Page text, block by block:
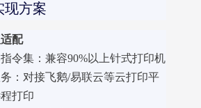
现方案
配
指令集：兼容90%以上针式打印机
：对接飞鹅/易联云等云打印平
打印